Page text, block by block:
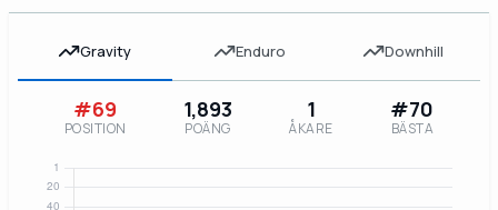
Gravity Enduro Downhill
#69
POSITION
1,893
POÄNG
1
ÅKARE
#70
BÄSTA